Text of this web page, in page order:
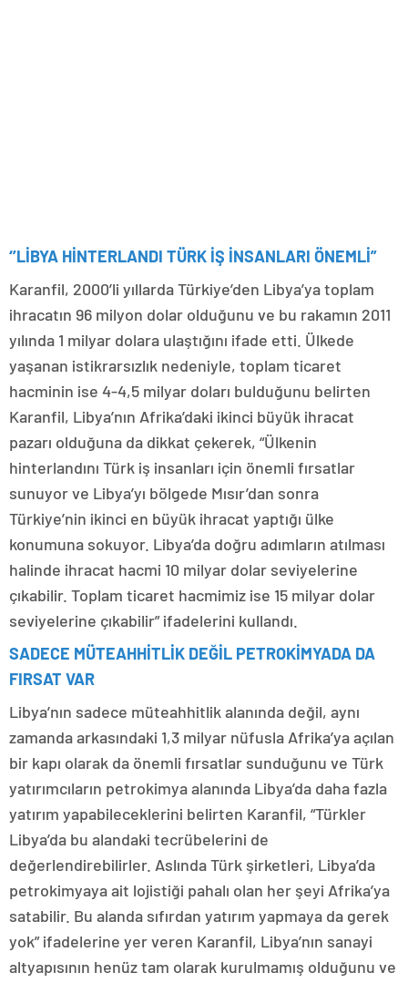
‘’LİBYA HİNTERLANDI TÜRK İŞ İNSANLARI ÖNEMLİ”
Karanfil, 2000’li yıllarda Türkiye’den Libya’ya toplam
ihracatın 96 milyon dolar olduğunu ve bu rakamın 2011
yılında 1 milyar dolara ulaştığını ifade etti. Ülkede
yaşanan istikrarsızlık nedeniyle, toplam ticaret
hacminin ise 4-4,5 milyar doları bulduğunu belirten
Karanfil, Libya’nın Afrika’daki ikinci büyük ihracat
pazarı olduğuna da dikkat çekerek, “Ülkenin
hinterlandını Türk iş insanları için önemli fırsatlar
sunuyor ve Libya’yı bölgede Mısır’dan sonra
Türkiye’nin ikinci en büyük ihracat yaptığı ülke
konumuna sokuyor. Libya’da doğru adımların atılması
halinde ihracat hacmi 10 milyar dolar seviyelerine
çıkabilir. Toplam ticaret hacmimiz ise 15 milyar dolar
seviyelerine çıkabilir” ifadelerini kullandı.
SADECE MÜTEAHHİTLİK DEĞİL PETROKİMYADA DA
FIRSAT VAR
Libya’nın sadece müteahhitlik alanında değil, aynı
zamanda arkasındaki 1,3 milyar nüfusla Afrika’ya açılan
bir kapı olarak da önemli fırsatlar sunduğunu ve Türk
yatırımcıların petrokimya alanında Libya’da daha fazla
yatırım yapabileceklerini belirten Karanfil, “Türkler
Libya’da bu alandaki tecrübelerini de
değerlendirebilirler. Aslında Türk şirketleri, Libya’da
petrokimyaya ait lojistiği pahalı olan her şeyi Afrika’ya
satabilir. Bu alanda sıfırdan yatırım yapmaya da gerek
yok” ifadelerine yer veren Karanfil, Libya’nın sanayi
altyapısının henüz tam olarak kurulmamış olduğunu ve